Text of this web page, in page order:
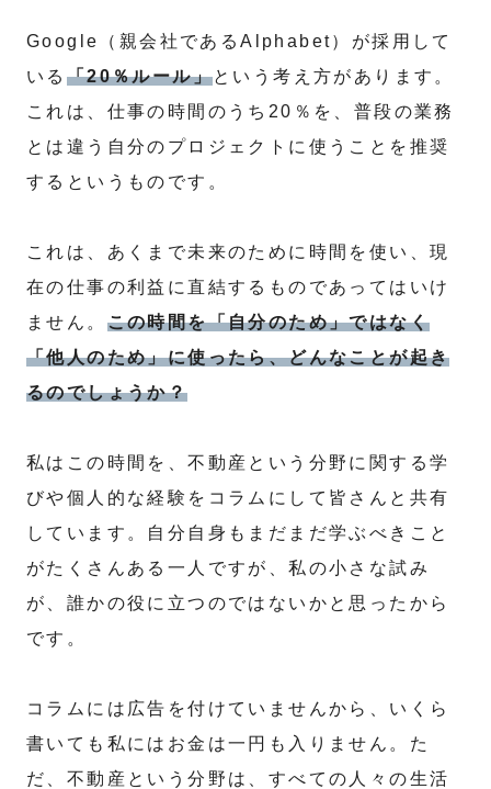
Google（親会社であるAlphabet）が採用して
いる 「20％ルール」という考え方があります。
これは、仕事の時間のうち20％を、普段の業務
とは違う自分のプロジェクトに使うことを推奨
するというものです。
これは、あくまで未来のために時間を使い、現
在の仕事の利益に直結するものであってはいけ
ません。 この時間を「自分のため」ではなく
「他人のため」に使ったら、どんなことが起き
るのでしょうか？
私はこの時間を、不動産という分野に関する学
びや個人的な経験をコラムにして皆さんと共有
しています。自分自身もまだまだ学ぶべきこと
がたくさんある一人ですが、私の小さな試み
が、誰かの役に立つのではないかと思ったから
です。
コラムには広告を付けていませんから、いくら
書いても私にはお金は一円も入りません。た
だ、不動産という分野は、すべての人々の生活